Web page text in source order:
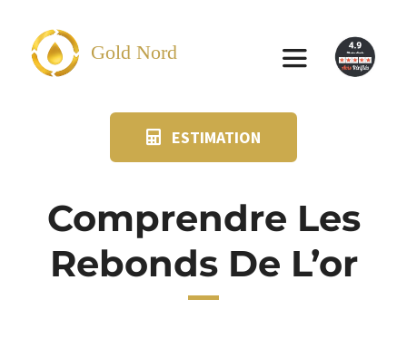
contenu
Gold Nord
Toggle
SUIVI KIT POSTAL
ESTIMATION
Comprendre Les
Rebonds De L’or